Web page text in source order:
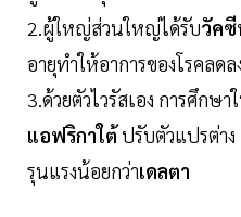
2.ผู้ใหญ่ส่วนใหญ่ได้รับวัค
อายุทำให้อาการของโรคลดล
3.ด้วยตัวไวรัสเอง การศึกษ
แอฟริกาใต้ปรับตัวแปรต่าง
รุนแรงน้อยกว่าเดลตา